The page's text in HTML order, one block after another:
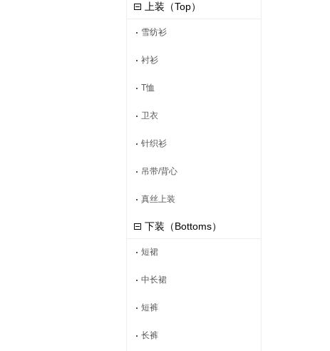
上装（Top）
雪纺衫
衬衫
T恤
卫衣
针织衫
吊带/背心
真丝上装
下装（Bottoms）
短裙
中长裙
短裤
长裤